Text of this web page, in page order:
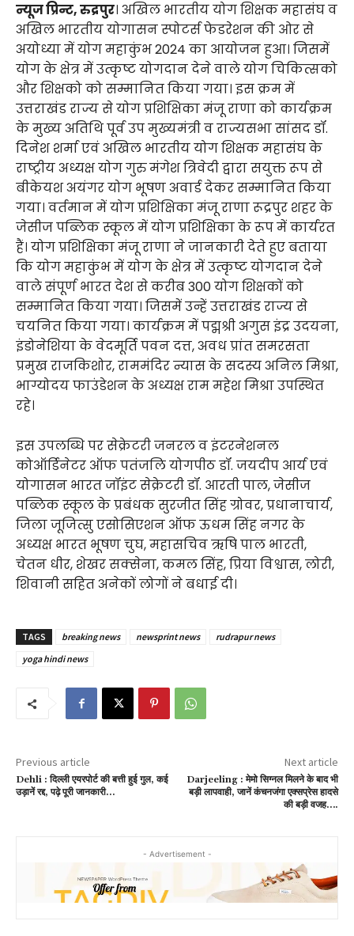
न्यूज प्रिन्ट, रुद्रपुर। अखिल भारतीय योग शिक्षक महासंघ व
अखिल भारतीय योगासन स्पोटर्स फेडरेशन की ओर से
अयोध्या में योग महाकुंभ 2024 का आयोजन हुआ। जिसमें
योग के क्षेत्र में उत्कृष्ट योगदान देने वाले योग चिकित्सको
और शिक्षको को सम्मानित किया गया। इस क्रम में
उत्तराखंड राज्य से योग प्रशिक्षिका मंजू राणा को कार्यक्रम
के मुख्य अतिथि पूर्व उप मुख्यमंत्री व राज्यसभा सांसद डॉ.
दिनेश शर्मा एवं अखिल भारतीय योग शिक्षक महासंघ के
राष्ट्रीय अध्यक्ष योग गुरु मंगेश त्रिवेदी द्वारा सयुक्त रूप से
बीकेयश अयंगर योग भूषण अवार्ड देकर सम्मानित किया
गया। वर्तमान में योग प्रशिक्षिका मंजू राणा रूद्रपुर शहर के
जेसीज पब्लिक स्कूल में योग प्रशिक्षिका के रूप में कार्यरत
हैं। योग प्रशिक्षिका मंजू राणा ने जानकारी देते हुए बताया
कि योग महाकुंभ में योग के क्षेत्र में उत्कृष्ट योगदान देने
वाले संपूर्ण भारत देश से करीब 300 योग शिक्षकों को
सम्मानित किया गया। जिसमें उन्हें उत्तराखंड राज्य से
चयनित किया गया। कार्यक्रम में पद्मश्री अगुस इंद्र उदयना,
इंडोनेशिया के वेदमूर्ति पवन दत्त, अवध प्रांत समरसता
प्रमुख राजकिशोर, राममंदिर न्यास के सदस्य अनिल मिश्रा,
भाग्योदय फाउंडेशन के अध्यक्ष राम महेश मिश्रा उपस्थित
रहे।
इस उपलब्धि पर सेक्रेटरी जनरल व इंटरनेशनल
कोऑर्डिनेटर ऑफ पतंजलि योगपीठ डॉ. जयदीप आर्य एवं
योगासन भारत जॉइंट सेक्रेटरी डॉ. आरती पाल, जेसीज
पब्लिक स्कूल के प्रबंधक सुरजीत सिंह ग्रोवर, प्रधानाचार्य,
जिला जूजित्सु एसोसिएशन ऑफ ऊधम सिंह नगर के
अध्यक्ष भारत भूषण चुघ, महासचिव ऋषि पाल भारती,
चेतन धीर, शेखर सक्सेना, कमल सिंह, प्रिया विश्वास, लोरी,
शिवानी सहित अनेकों लोगों ने बधाई दी।
TAGS breaking news newsprint news
rudrapur news
yoga hindi news
Previous article
Dehli : दिल्ली एयरपोर्ट की बत्ती हुई गुल, कई
उड़ानें रद्द, पढ़े पूरी जानकारी…
Next article
Darjeeling : मेमो सिग्नल मिलने के बाद भी
बड़ी लापवाही, जानें कंचनजंगा एक्सप्रेस हादसे
की बड़ी वजह….
- Advertisement -